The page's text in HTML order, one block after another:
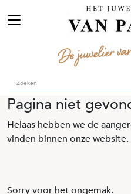
Pagina niet
Helaas hebben we de
vinden binnen onze website.
Sorry voor het ongemak.